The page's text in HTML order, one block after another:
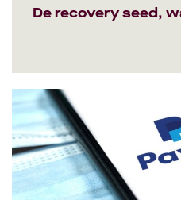
De recovery seed,